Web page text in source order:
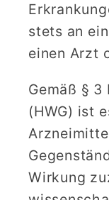
stets an
einen Arzt
Gemäß §
(HWG) ist
Wirkung